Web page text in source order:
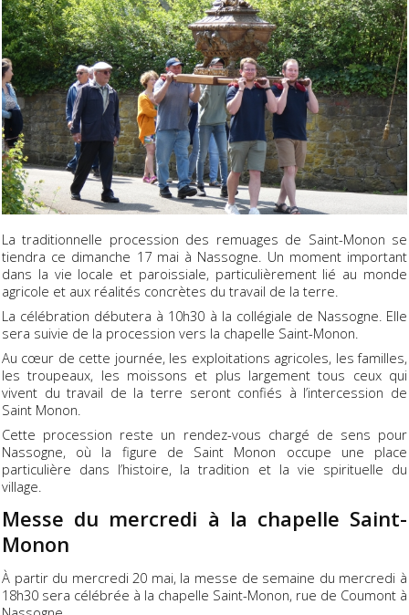
La traditionnelle procession des remuages de Saint-Monon se
tiendra ce dimanche 17 mai à Nassogne. Un moment important
dans la vie locale et paroissiale, particulièrement lié au monde
agricole et aux réalités concrètes du travail de la terre.
La célébration débutera à 10h30 à la collégiale de Nassogne. Elle
sera suivie de la procession vers la chapelle Saint-Monon.
Au cœur de cette journée, les exploitations agricoles, les familles,
les troupeaux, les moissons et plus largement tous ceux qui
vivent du travail de la terre seront confiés à l’intercession de
Saint Monon.
Cette procession reste un rendez-vous chargé de sens pour
Nassogne, où la figure de Saint Monon occupe une place
particulière dans l’histoire, la tradition et la vie spirituelle du
village.
Messe du mercredi à la chapelle Saint-
Monon
À partir du mercredi 20 mai, la messe de semaine du mercredi à
18h30 sera célébrée à la chapelle Saint-Monon, rue de Coumont à